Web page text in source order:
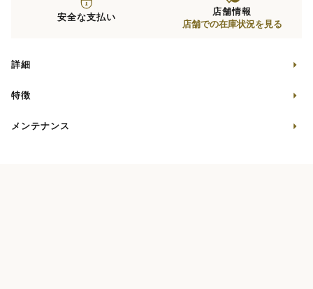
安全な支払い 店舗情報
店舗での在庫状況を見る
詳細
特徴
メンテナンス